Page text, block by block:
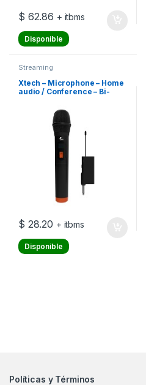
$ 62.86 + itbms
Disponible
Streaming
Xtech – Microphone – Home
audio / Conference – Bi-
w/receiver XTS-690
$ 28.20 + itbms
Disponible
Políticas y Términos